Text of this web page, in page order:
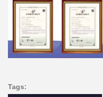
Tags: